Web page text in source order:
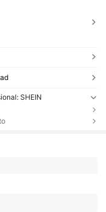
SHEIN